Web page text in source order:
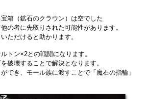
箱（鉱石のクラウン）は空でした
の者に先取りされた可能性があります。
ただけると助かります。
トン×2との戦闘になります。
破壊することで解決となります。
でき、モール族に渡すことで「魔石の指輪」